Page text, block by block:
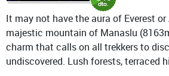
It may not have the aura of Everest
majestic mountain of Manaslu
charm that calls on all trekkers to
undiscovered. Lush forests, terraced